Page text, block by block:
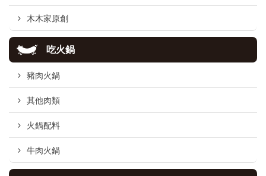
木木家原創
吃火鍋
豬肉火鍋
其他肉類
火鍋配料
牛肉火鍋